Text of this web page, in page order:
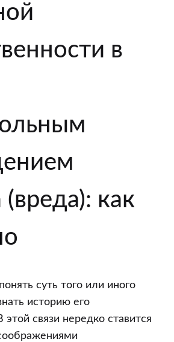
в
как
суть того или иного
историю его
этой связи нередко ставится